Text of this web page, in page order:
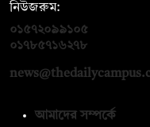
নিউজরুম:
০১৫৭২০৯৯১০৫
০১৭৮৫৭১৬২৭৮
আমাদের সম্পর্কে